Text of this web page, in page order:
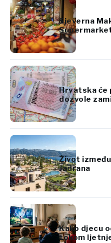
Sjeverna
voće i povrće
Hrvatska će
dozvole
standardima
Život
Jadrana
Kako djecu
tokom